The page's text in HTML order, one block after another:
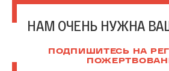
НАМ ОЧЕНЬ НУЖНА
ПОДПИШИТЕСЬ НА